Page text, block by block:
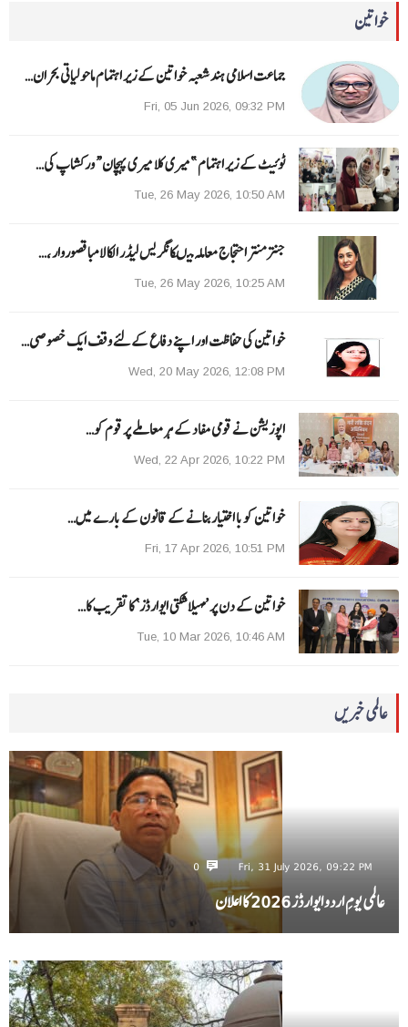
خواتین
جماعت اسلامی ہند شعبہ خواتین کے زیر اہتمام ماحولیاتی بحران…
Fri, 05 Jun 2026, 09:32 PM
ٹوئیٹ کے زیر اہتمام ”میری کلا میری پہچان“ ورکشاپ کی…
Tue, 26 May 2026, 10:50 AM
جنتر منتر احتجاج معاملہ میںکانگریس لیڈر الکا لامبا قصوروار ،…
Tue, 26 May 2026, 10:25 AM
خواتین کی حفاظت اور اپنے دفاع کےلئے وقف ایک خصوصی…
Wed, 20 May 2026, 12:08 PM
اپوزیشن نے قومی مفاد کے ہر معاملے پر قوم کو…
Wed, 22 Apr 2026, 10:22 PM
خواتین کو با اختیار بنانے کے قانون کے بارے میں…
Fri, 17 Apr 2026, 10:51 PM
خواتین کے دن پر ’مہیلا شکتی ایوارڈز‘ کا تقریب کا…
Tue, 10 Mar 2026, 10:46 AM
عالمی خبریں
Fri, 31 July 2026, 09:22 PM
0
عالمی یومِ اردو ایوارڈز 2026 کا اعلان